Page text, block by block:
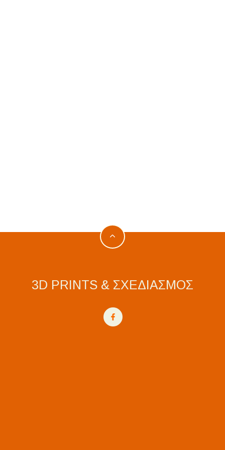
3D PRINTS & ΣΧΕΔΙΑΣΜΟΣ